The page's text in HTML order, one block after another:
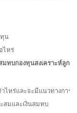
ทุน
ไหร่
ทบกองทุนสงเคราะห์ลูกจ้า
าไหร่และจะมีแนวทางการ
สมและเงินสมทบ